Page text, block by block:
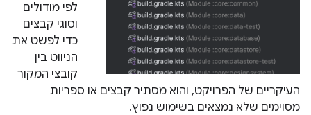
לפי מודולים
וסוגי קבצים
כדי לפשט את
הניווט בין
קובצי המקור
העיקריים של הפרויקט, והוא מסתיר קבצים או ספריות
מסוימים שלא נמצאים בשימוש נפוץ.